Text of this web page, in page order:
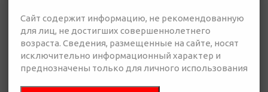
Отправить
запрос
Добавить в
презентацию
от 5 от 10 от 30 от 50
Сайт содержит информацию, не рекомендованную
для лиц, не достигших совершеннолетнего
возраста. Сведения, размещенные на сайте, носят
исключительно информационный характер и
преднозначены только для личного использования